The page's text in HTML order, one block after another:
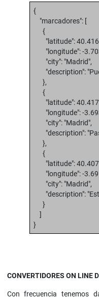
{
"marcadores": [
{
"latitude":
"longitude": -
"city": "Madrid",
"description":
},
{
"latitude":
"longitude": -
"city": "Madrid",
"description":
},
{
"latitude":
"longitude": -
"city": "Madrid",
"description":
}
]
}
CONVERTIDORES ON LINE
Con frecuencia tenemos